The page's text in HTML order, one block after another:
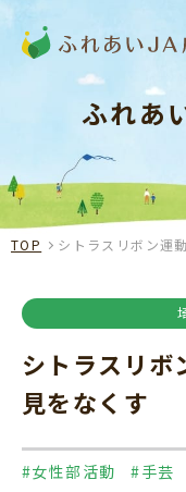
ふれあ
TOP シトラスリボン運
シトラスリボ
見をなくす
#女性部活動 #手芸